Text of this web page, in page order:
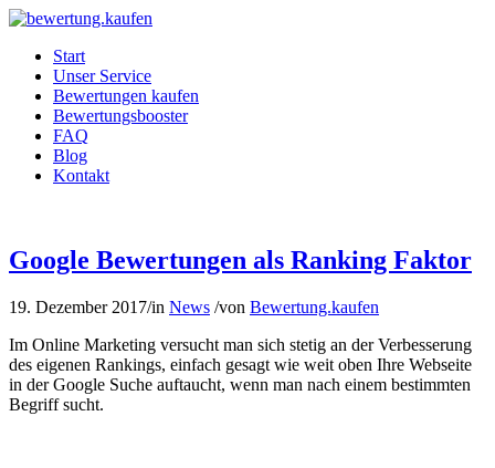
Start
Unser Service
Bewertungen kaufen
Bewertungsbooster
FAQ
Blog
Kontakt
Google Bewertungen als Ranking Faktor
19. Dezember 2017/in News /von Bewertung.kaufen
Im Online Marketing versucht man sich stetig an der Verbesserung
des eigenen Rankings, einfach gesagt wie weit oben Ihre Webseite
in der Google Suche auftaucht, wenn man nach einem bestimmten
Begriff sucht.